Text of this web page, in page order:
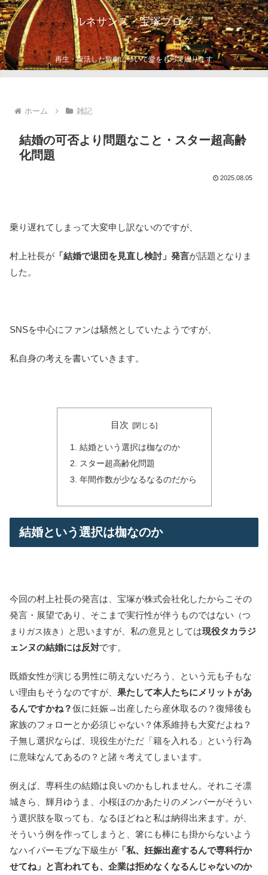
ルネサンス・宝塚ブログ
再生・復活した歌劇について愛をもって綴ります
ホーム 雑記
結婚の可否より問題なこと・スター超高齢
化問題
2025.08.05
乗り遅れてしまって大変申し訳ないのですが、
村上社長が 「結婚で退団を見直し検討」発言が話題となりま
した。
SNSを中心にファンは騒然としていたようですが、
私自身の考えを書いていきます。
目次
結婚という選択は枷なのか
スター超高齢化問題
年間作数が少なるなるのだから
結婚という選択は枷なのか
今回の村上社長の発言は、宝塚が株式会社化したからこその
発言・展望であり、そこまで実行性が伴うものではない （つ
まりガス抜き）と思いますが、私の意見としては現役タカラジ
ェンヌの結婚には反対です。
既婚女性が演じる男性に萌えないだろう、という元も子もな
い理由もそうなのですが、 果たして本人たちにメリットがあ
るんですかね？仮に妊娠→出産したら産休取るの？復帰後も
家族のフォローとか必須じゃない？体系維持も大変だよね？
子無し選択ならば、現役生がただ「籍を入れる」という行為
に意味なんてあるの？と諸々考えてしまいます。
例えば、専科生の結婚は良いのかもしれません。それこそ凛
城きら、輝月ゆうま、小桜ほのかあたりのメンバーがそうい
う選択肢を取っても、なるほどねと私は納得出来ます。が、
そういう例を作ってしまうと、箸にも棒にも掛からないよう
なハイパーモブな下級生が 「私、妊娠出産するんで専科行か
せてね」と言われても、企業は拒めなくなるんじゃないのか